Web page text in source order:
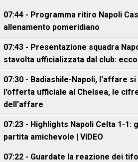
07:44 - Programma ritiro Napoli
allenamento pomeridiano
07:43 - Presentazione squadra
stavolta ufficializzata dal club:
07:30 - Badiashile-Napoli, l'affare
l'offerta ufficiale al Chelsea, le
dell'affare
07:23 - Highlights Napoli Celta 1-1:
partita amichevole | VIDEO
07:22 - Guardate la reazione dei